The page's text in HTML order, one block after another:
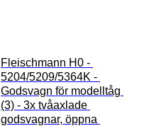
Fleischmann H0 -
5204/5209/5364K -
Godsvagn för modelltåg
(3) - 3x tvåaxlade
godsvagnar, öppna